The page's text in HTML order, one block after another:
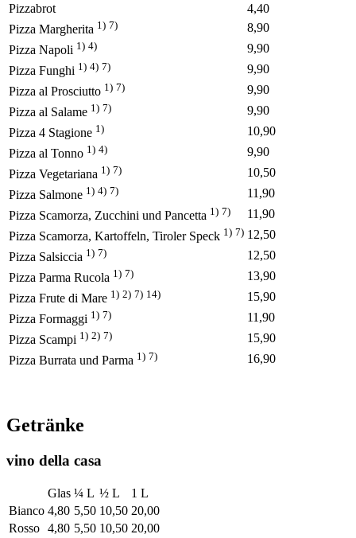
Pizzabrot
4,40
Pizza Margherita 1) 7)
8,90
Pizza Napoli 1) 4)
9,90
Pizza Funghi 1) 4) 7)
9,90
Pizza al Prosciutto 1) 7)
9,90
Pizza al Salame 1) 7)
9,90
Pizza 4 Stagione 1)
10,90
Pizza al Tonno 1) 4)
9,90
Pizza Vegetariana 1) 7)
10,50
Pizza Salmone 1) 4) 7)
11,90
Pizza Scamorza, Zucchini und Pancetta 1) 7)
11,90
Pizza Scamorza, Kartoffeln, Tiroler Speck 1) 7) 12,50
Pizza Salsiccia 1) 7)
12,50
Pizza Parma Rucola 1) 7)
13,90
Pizza Frute di Mare 1) 2) 7) 14)
15,90
Pizza Formaggi 1) 7)
11,90
Pizza Scampi 1) 2) 7)
15,90
Pizza Burrata und Parma 1) 7) 16,90
Getränke
vino della casa
Glas ¼ L ½ L
1 L
Bianco 4,80 5,50 10,50 20,00
Rosso 4,80 5,50 10,50 20,00